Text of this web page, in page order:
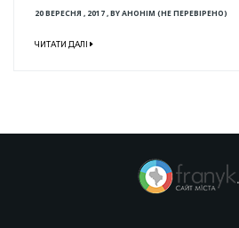
20 ВЕРЕСНЯ , 2017,BYАНОНІМ (НЕ ПЕРЕВІРЕНО)
ЧИТАТИ ДАЛІ